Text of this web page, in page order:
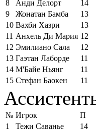
8
Анди Делорт
14
9
Жонатан Бамба
13
10 Вахби Хазри
13
11 Анхель Ди Мария 12
12 Эмилиано Сала
12
13 Гаэтан Лаборде
11
14 М'Байе Ньянг
11
15 Стефан Баокен 11
№ Игрок
П
1
Тежи Саванье
14